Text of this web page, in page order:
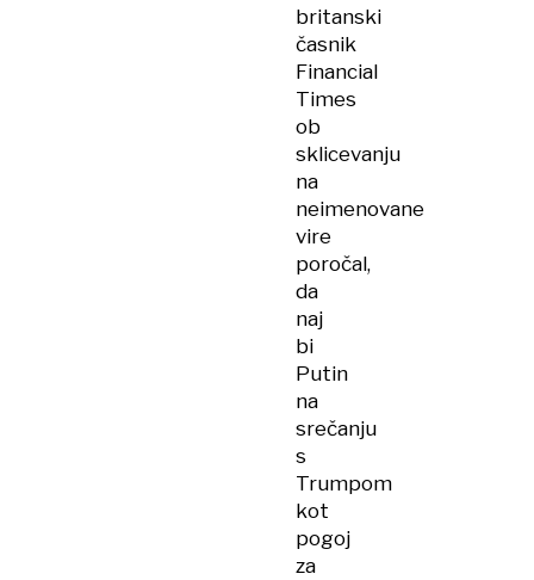
britanski
časnik
Financial
Times
ob
sklicevanju
na
neimenovane
vire
poročal,
da
naj
bi
Putin
na
srečanju
s
Trumpom
kot
pogoj
za